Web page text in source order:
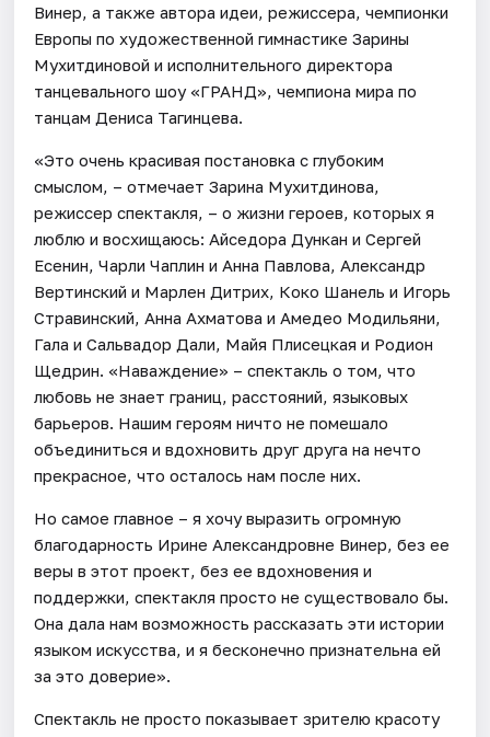
Винер, а также автора идеи, режиссера, чемпионки
Европы по художественной гимнастике Зарины
Мухитдиновой и исполнительного директора
танцевального шоу «ГРАНД», чемпиона мира по
танцам Дениса Тагинцева.
«Это очень красивая постановка с глубоким
смыслом, – отмечает Зарина Мухитдинова,
режиссер спектакля, – о жизни героев, которых я
люблю и восхищаюсь: Айседора Дункан и Сергей
Есенин, Чарли Чаплин и Анна Павлова, Александр
Вертинский и Марлен Дитрих, Коко Шанель и Игорь
Стравинский, Анна Ахматова и Амедео Модильяни,
Гала и Сальвадор Дали, Майя Плисецкая и Родион
Щедрин. «Наваждение» – спектакль о том, что
любовь не знает границ, расстояний, языковых
барьеров. Нашим героям ничто не помешало
объединиться и вдохновить друг друга на нечто
прекрасное, что осталось нам после них.
Но самое главное – я хочу выразить огромную
благодарность Ирине Александровне Винер, без ее
веры в этот проект, без ее вдохновения и
поддержки, спектакля просто не существовало бы.
Она дала нам возможность рассказать эти истории
языком искусства, и я бесконечно признательна ей
за это доверие».
Спектакль не просто показывает зрителю красоту